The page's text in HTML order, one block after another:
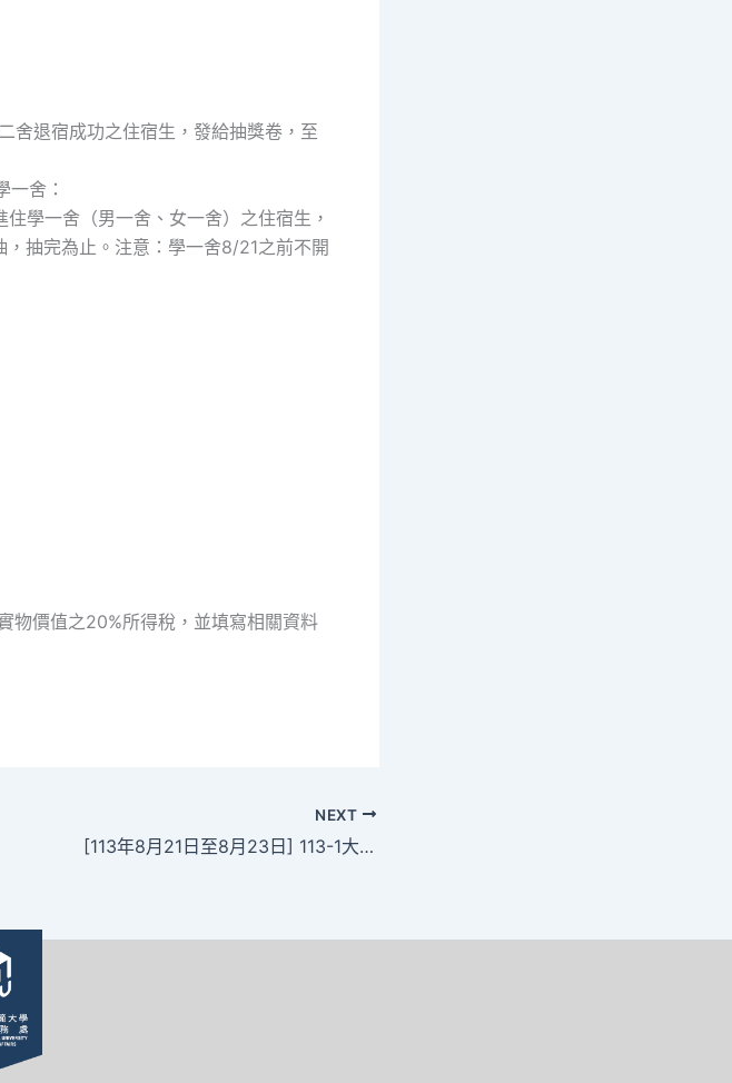
舍退宿成功之住宿生，發給抽獎卷，至
舍：
學一舍（男一舍、女一舍）之住宿生，
抽完為止。注意：學一舍8/21之前不開
物價值之20%所得稅，並填寫相關資料
NEXT
[113年8月21日至8月23日] 113-1大進退宿交通車接駁資訊公告